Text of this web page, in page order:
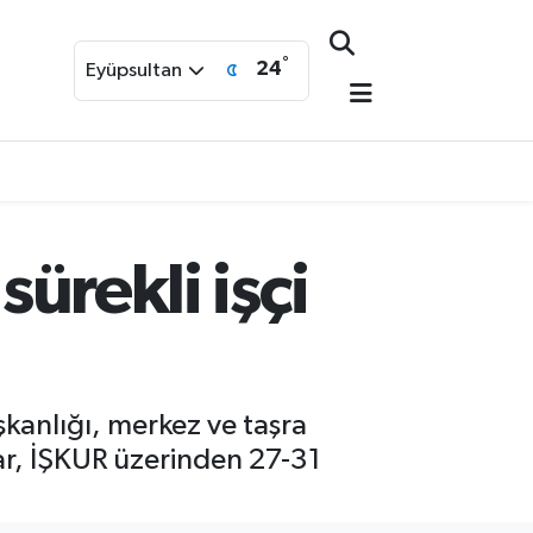
Eyüpsultan 24°
işçi
merkez ve taşra
İŞKUR üzerinden 27-31